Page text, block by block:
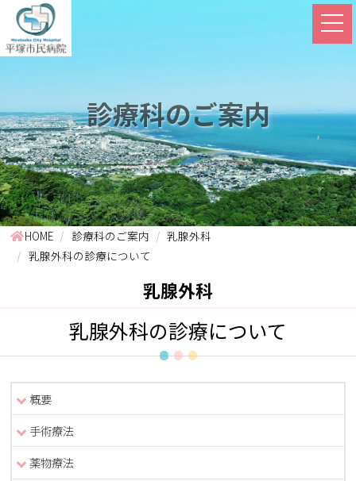
診療科のご案内
HOME 診療科のご案内
乳腺外科
乳腺外科の診療について
乳腺外科
乳腺外科の診療について
概要
手術療法
薬物療法